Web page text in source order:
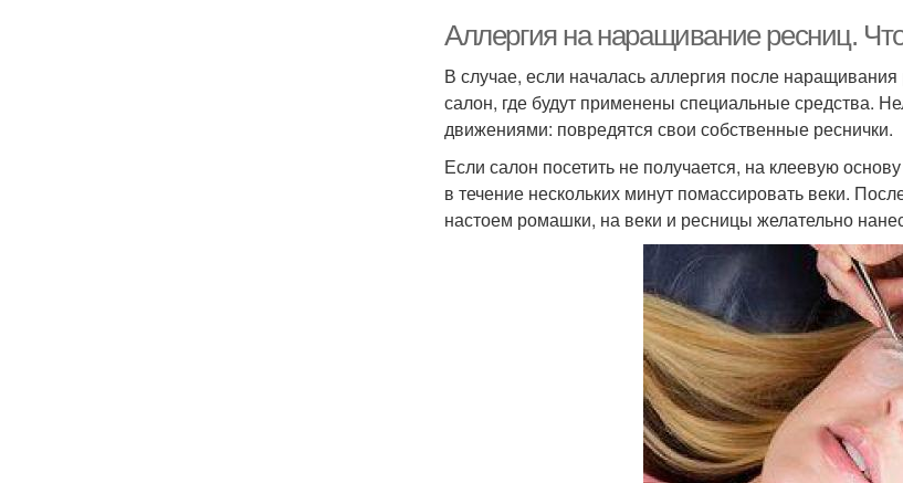
Аллергия на наращивание ресниц.
В случае, если началась аллергия после
салон, где будут применены специальные средства.
движениями: повредятся свои собственные реснички.
Если салон посетить не получается, на клеевую
в течение нескольких минут помассировать веки.
настоем ромашки, на веки и ресницы желательно